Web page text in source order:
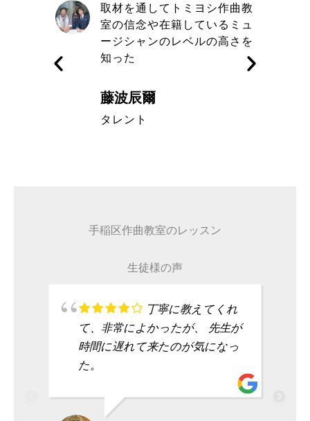
取材を通してトミヨシ作曲教
室の信念や在籍しているミュ
ージシャンのレベルの高さを
知った
藤波辰爾
タレント
手稲区作曲教室のレッスン
生徒様の声
丁寧に教えてくれ
て、非常によかったが、 先生が
時間に遅れて来たのが気になっ
た。